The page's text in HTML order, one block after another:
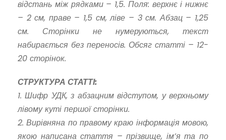
відстань між рядками – 1,5. Поля: верхнє і нижнє
– 2 см, праве – 1,5 см, ліве – 3 см. Абзац – 1,25
см. Сторінки не нумеруються, текст
набирається без переносів. Обсяг статті – 12-
20 сторінок.
СТРУКТУРА СТАТТІ:
1. Шифр УДК, з абзацним відступом, у верхньому
лівому куті першої сторінки.
2. Вирівняна по правому краю інформація мовою,
якою написана стаття – прізвище, ім’я та по